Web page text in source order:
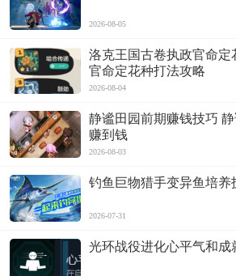
2026-08-05
洛克王国古卷执政官命定
官命定花种打法攻略
2026-08-04
静谧田园前期赚钱技巧
赚到钱
2026-08-03
钓鱼巨物猎手变异鱼培养
2026-07-31
光环战役进化心平气和成